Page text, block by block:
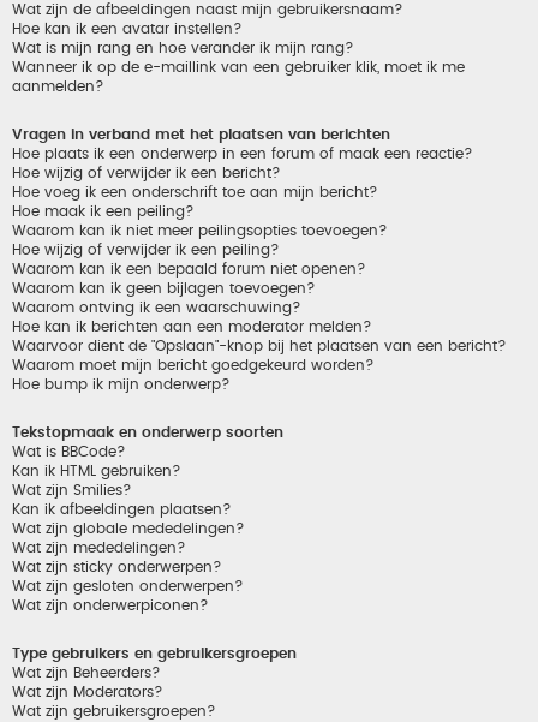
Wat zijn de afbeeldingen naast mijn gebruikersnaam?
Hoe kan ik een avatar instellen?
Wat is mijn rang en hoe verander ik mijn rang?
Wanneer ik op de e-maillink van een gebruiker klik, moet ik me
aanmelden?
Vragen in verband met het plaatsen van berichten
Hoe plaats ik een onderwerp in een forum of maak een reactie?
Hoe wijzig of verwijder ik een bericht?
Hoe voeg ik een onderschrift toe aan mijn bericht?
Hoe maak ik een peiling?
Waarom kan ik niet meer peilingsopties toevoegen?
Hoe wijzig of verwijder ik een peiling?
Waarom kan ik een bepaald forum niet openen?
Waarom kan ik geen bijlagen toevoegen?
Waarom ontving ik een waarschuwing?
Hoe kan ik berichten aan een moderator melden?
Waarvoor dient de "Opslaan"-knop bij het plaatsen van een bericht?
Waarom moet mijn bericht goedgekeurd worden?
Hoe bump ik mijn onderwerp?
Tekstopmaak en onderwerp soorten
Wat is BBCode?
Kan ik HTML gebruiken?
Wat zijn Smilies?
Kan ik afbeeldingen plaatsen?
Wat zijn globale mededelingen?
Wat zijn mededelingen?
Wat zijn sticky onderwerpen?
Wat zijn gesloten onderwerpen?
Wat zijn onderwerpiconen?
Type gebruikers en gebruikersgroepen
Wat zijn Beheerders?
Wat zijn Moderators?
Wat zijn gebruikersgroepen?